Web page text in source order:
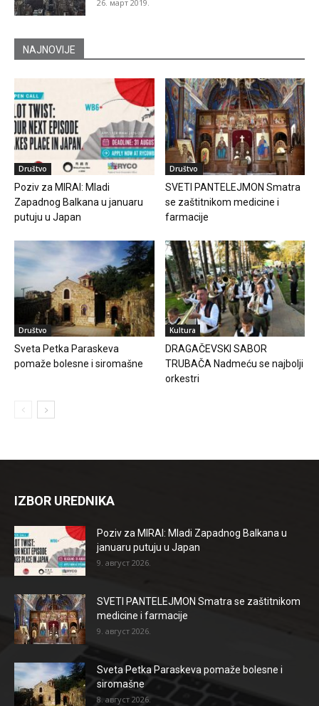
26. март 2019.
NAJNOVIJE
Društvo
Poziv za MIRAI: Mladi
Zapadnog Balkana u januaru
putuju u Japan
Društvo
SVETI PANTELEJMON Smatra
se zaštitnikom medicine i
farmacije
Društvo
Sveta Petka Paraskeva
pomaže bolesne i siromašne
Kultura
DRAGAČEVSKI SABOR
TRUBAČA Nadmeću se najbolji
orkestri
IZBOR UREDNIKA
Poziv za MIRAI: Mladi Zapadnog Balkana u
januaru putuju u Japan
9. август 2026.
SVETI PANTELEJMON Smatra se zaštitnikom
medicine i farmacije
9. август 2026.
Sveta Petka Paraskeva pomaže bolesne i
siromašne
8. август 2026.